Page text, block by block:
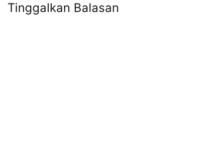
Tinggalkan Balasan